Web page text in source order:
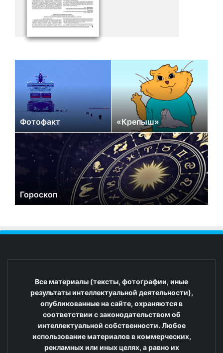
Фотофакт «Крепыш»
Гороскоп
Все материалы (тексты, фотографии, иные
результаты интеллектуальной деятельности),
опубликованные на сайте, охраняются в
соответствии с законодательством об
интеллектуальной собственности. Любое
использование материалов в коммерческих,
рекламных или иных целях, а равно их